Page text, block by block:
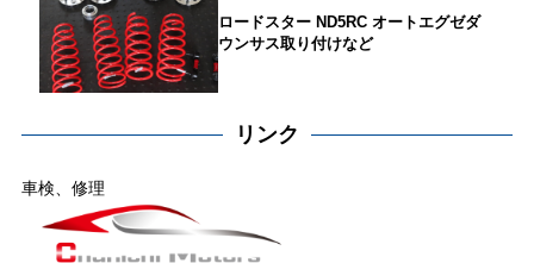
ロードスター ND5RC オートエグゼダ
ウンサス取り付けなど
リンク
車検、修理